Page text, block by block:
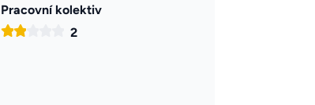
Pracovní kolektiv
2